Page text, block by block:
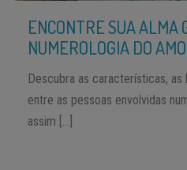
ENCONTRE SUA ALMA
NUMEROLOGIA DO
Descubra as características, as
entre as pessoas envolvidas
assim […]